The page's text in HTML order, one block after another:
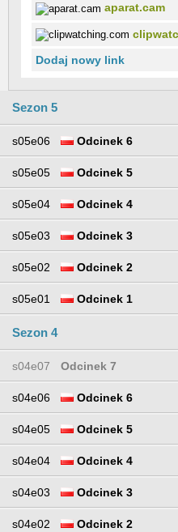
aparat.cam
Dodaj nowy link
Sezon 5
s05e06 Odcinek 6
s05e05 Odcinek 5
s05e04 Odcinek 4
s05e03 Odcinek 3
s05e02 Odcinek 2
s05e01 Odcinek 1
Sezon 4
s04e07 Odcinek 7
s04e06 Odcinek 6
s04e05 Odcinek 5
s04e04 Odcinek 4
s04e03 Odcinek 3
s04e02 Odcinek 2